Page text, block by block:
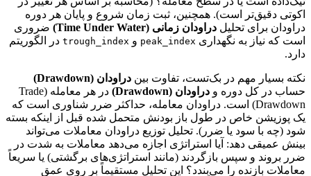
اکوتی دقیق‌تر است). همچنین، ثبت زمان شروع و پایان هر دوره
دراودان برای تحلیل دراودان زمانی (Time Under Water)
ضروری
است که نیاز به نگهداری peak_index و trough_index در الگوریتم
دارد.
نکته بسیار مهم در بک‌تست، تفاوت بین دراودان (Drawdown)
حساب در کل دوره و دراودان (Drawdown)
در هر معامله (Trade
Drawdown) است. دراودان معامله، حداکثر ضرر شناوری است که
یک پوزیشن خاص در طول باز بودنش متحمل شده قبل از اینکه بسته
شود (چه با سود یا ضرر). تحلیل توزیع دراودان معاملات می‌تواند
بینش عمیقی دهد: آیا استراتژی اجازه می‌دهد معاملات به شدت در
ضرر بروند و سپس بازگردند (مانند استراتژی‌های برگشتی) یا سریعاً
معاملات بازنده را می‌بندد؟ این تحلیل مستقیماً بر روی عمق